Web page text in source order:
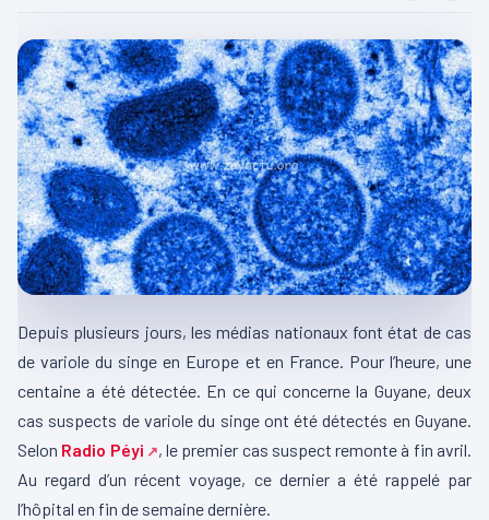
Depuis plusieurs jours, les médias nationaux font état de cas
de variole du singe en Europe et en France. Pour l’heure, une
centaine a été détectée. En ce qui concerne la Guyane, deux
cas suspects de variole du singe ont été détectés en Guyane.
Selon Radio Péyi
, le premier cas suspect remonte à fin avril.
Au regard d’un récent voyage, ce dernier a été rappelé par
l’hôpital en fin de semaine dernière.